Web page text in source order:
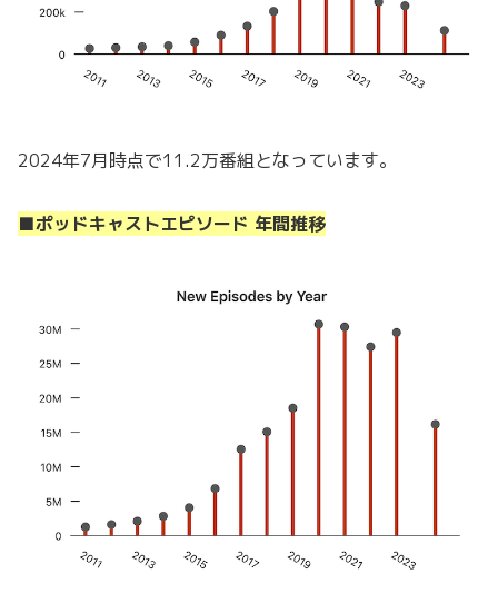
2024年7月時点で11.2万番組となっています。
■ポッドキャストエピソード 年間推移